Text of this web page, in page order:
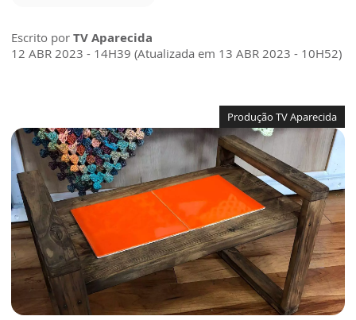
Escrito por TV Aparecida
12 ABR 2023 - 14H39 (Atualizada em 13 ABR 2023 - 10H52)
Produção TV Aparecida